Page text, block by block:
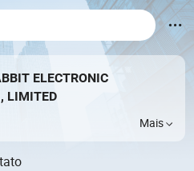
ELECTRONIC
LIMITED
Mais